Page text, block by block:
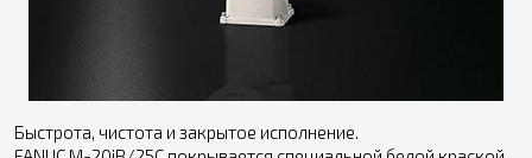
Быстрота, чистота и закрытое исполнение.